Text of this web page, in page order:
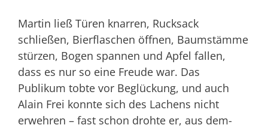
Martin ließ Türen knarren, Rucksack
schließen, Bierflaschen öffnen, Baumstämme
stürzen, Bogen spannen und Apfel fallen,
dass es nur so eine Freude war. Das
Publikum tobte vor Beglückung, und auch
Alain Frei konnte sich des Lachens nicht
erwehren – fast schon drohte er, aus dem-